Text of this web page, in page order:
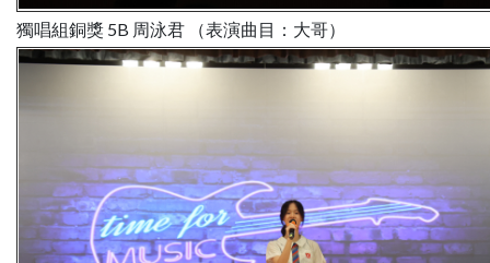
獨唱組銅獎 5B 周泳君 （表演曲目：大哥）